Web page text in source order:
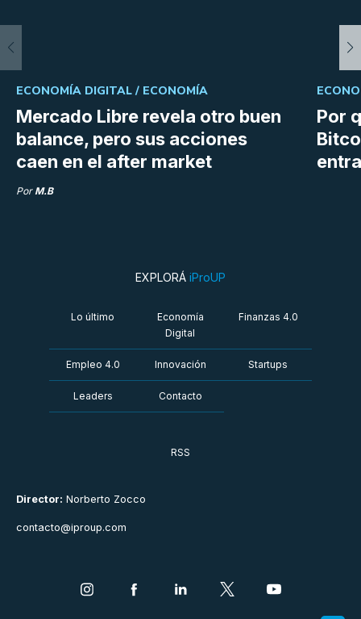
Mercado Libre revela otro buen
balance, pero sus acciones
caen en el after market
ECONOMÍA DIGITAL / ECONOMÍA
Por M.B
Por
Director: Norberto Zocco
contacto@iproup.com
EXPLORÁ iProUP
Lo último
Economía
Digital
Finanzas 4.0
Empleo 4.0 Innovación Startups
Leaders Contacto
RSS